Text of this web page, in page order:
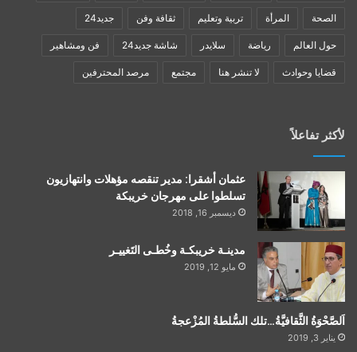
الصحة المرأة تربية وتعليم ثقافة وفن جديد24
حول العالم رياضة سلايدر شاشة جديد24 فن ومشاهير
قضايا وحوادث لا تنشر هنا مجتمع مرصد المحترفين
لأكثر تفاعلاً
عثمان أشقرا: مدير تنقصه مؤهلات وانتهازيون
تسلطوا على مهرجان خريبكة
ديسمبر 16, 2018
مدينـة خريبكـة وخُطـى التَغييـر
مايو 12, 2019
اَلصَّحْوَةُ الثَّقافيَّةُ…تلك السُّلطةُ المُزْعجةُ
يناير 3, 2019